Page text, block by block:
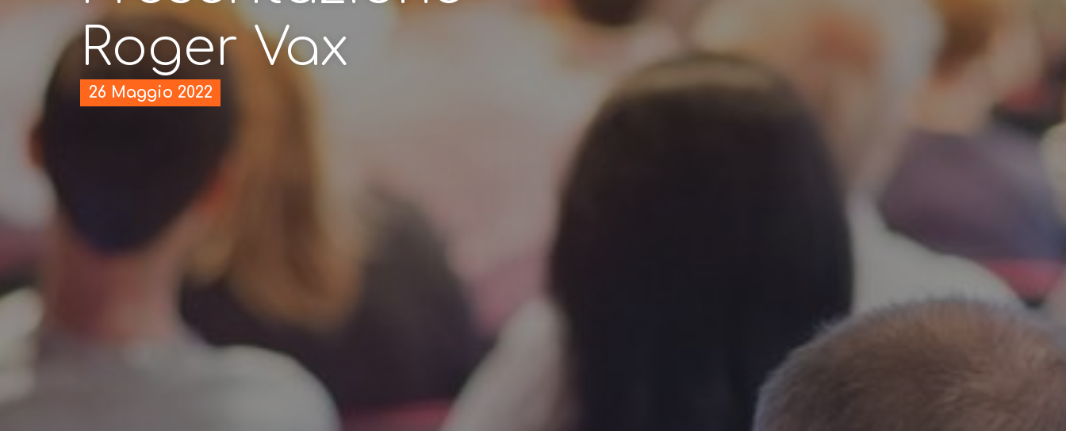
Roger Vax
26 Maggio 2022